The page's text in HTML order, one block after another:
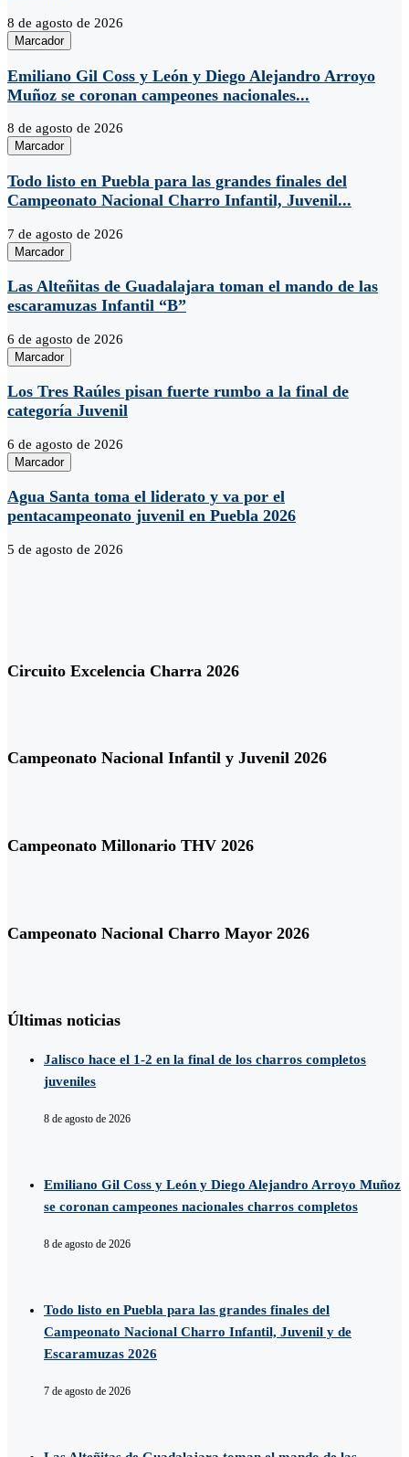
8 de agosto de 2026
Marcador
Emiliano Gil Coss y León y Diego Alejandro Arroyo
Muñoz se coronan campeones nacionales...
8 de agosto de 2026
Marcador
Todo listo en Puebla para las grandes finales del
Campeonato Nacional Charro Infantil, Juvenil...
7 de agosto de 2026
Marcador
Las Alteñitas de Guadalajara toman el mando de las
escaramuzas Infantil “B”
6 de agosto de 2026
Marcador
Los Tres Raúles pisan fuerte rumbo a la final de
categoría Juvenil
6 de agosto de 2026
Marcador
Agua Santa toma el liderato y va por el
pentacampeonato juvenil en Puebla 2026
5 de agosto de 2026
Circuito Excelencia Charra 2026
Campeonato Nacional Infantil y Juvenil 2026
Campeonato Millonario THV 2026
Campeonato Nacional Charro Mayor 2026
Últimas noticias
Jalisco hace el 1-2 en la final de los charros completos
juveniles
8 de agosto de 2026
Emiliano Gil Coss y León y Diego Alejandro Arroyo Muñoz
se coronan campeones nacionales charros completos
8 de agosto de 2026
Todo listo en Puebla para las grandes finales del
Campeonato Nacional Charro Infantil, Juvenil y de
Escaramuzas 2026
7 de agosto de 2026